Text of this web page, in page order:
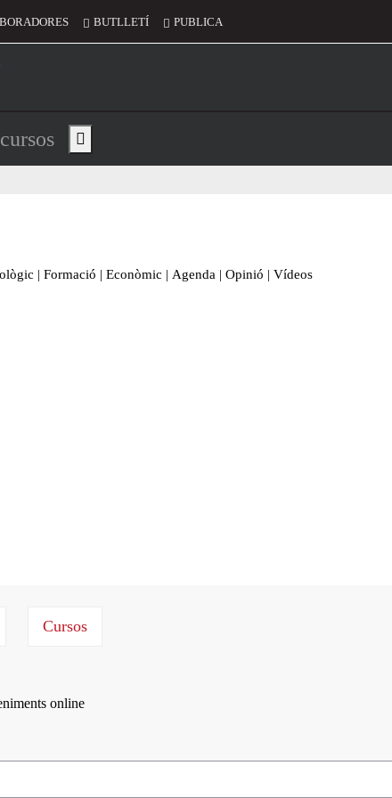
BUTLLETÍ PUBLICA
de l'encapçalament
Show main menu
| Formació | Econòmic | Agenda | Opinió | Vídeos
online